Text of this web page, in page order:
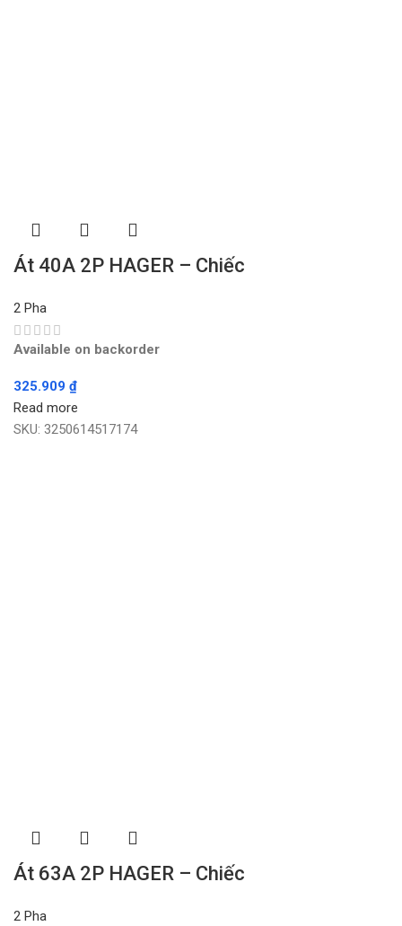
Át 40A 2P HAGER – Chiếc
2 Pha
Available on backorder
325.909 ₫
Read more
SKU: 3250614517174
Át 63A 2P HAGER – Chiếc
2 Pha